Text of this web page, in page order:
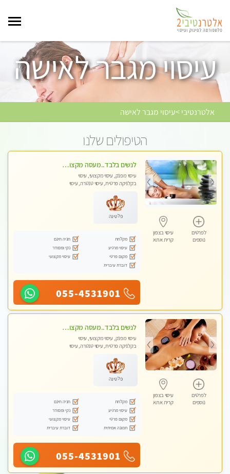
עיסוי מגבר לאישה
אלטרנטיבי >עיסוי מגבר לאישה
הטיפולים שלנו
לפרטים
נוספים
עיסוי בצפון
קרית אתא
לנשים בלבד..מעסה מקצועי לנשים בלבד
עיסוי מפנק, עיסוי מקצועי, עיסוי
בקלניקה פרטית, עיסוי טנטרה, עיסוי
פלטינה
מקלחת
חניה חינם
עיסוי מרגיע
נקי ומסודר
מקום פרטי
עיסוי מקצועי
דוברת עיברית
055-4531901
לפרטים
נוספים
עיסוי בצפון
קרית אתא
לנשים בלבד..מעסה מקצועי לנשים בלבד לעיסוי מרגיע ומפנק VIP-מומלץ לחלוטין! פרטי! ​​​​​​
עיסוי מפנק, עיסוי מקצועי, עיסוי
בקלניקה פרטית, עיסוי טנטרה, עיסוי
פלטינה
מקלחת
חניה חינם
עיסוי מרגיע
נקי ומסודר
מקום פרטי
עיסוי מקצועי
תמונה אמיתית
דוברת עיברית
055-4531901